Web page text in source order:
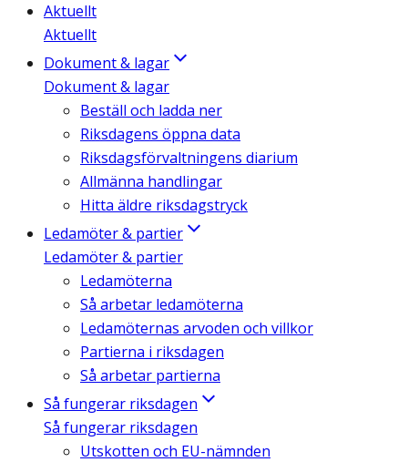
Aktuellt
Aktuellt
Dokument & lagar
Dokument & lagar
Beställ och ladda ner
Riksdagens öppna data
Riksdagsförvaltningens diarium
Allmänna handlingar
Hitta äldre riksdagstryck
Ledamöter & partier
Ledamöter & partier
Ledamöterna
Så arbetar ledamöterna
Ledamöternas arvoden och villkor
Partierna i riksdagen
Så arbetar partierna
Så fungerar riksdagen
Så fungerar riksdagen
Utskotten och EU-nämnden